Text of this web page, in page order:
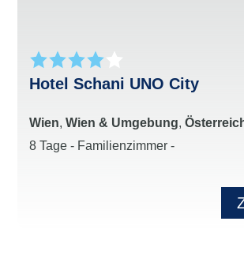
Hotel Schani UNO City
Wien, Wien & Umgebung,
8 Tage - Familienzimmer -